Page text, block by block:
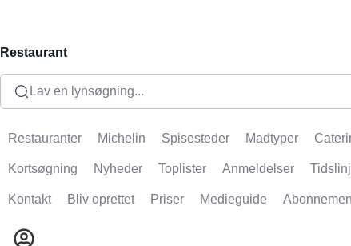
Restaurant
Lav en lynsøgning...
Restauranter Michelin Spisesteder Madtyper
Kortsøgning Nyheder Toplister Anmeldelser
Kontakt Bliv oprettet Priser Medieguide